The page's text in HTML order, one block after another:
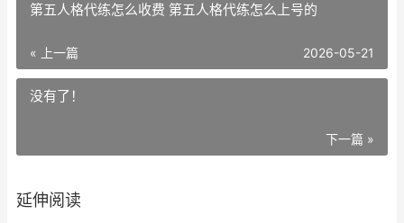
第五人格代练怎么收费 第五人格代练怎么上号的
« 上一篇 2026-05-21
没有了！
下一篇 »
延伸阅读